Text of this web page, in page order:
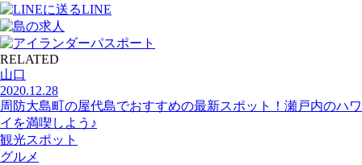
LINE
RELATED
山口
2020.12.28
周防大島町の屋代島でおすすめの最新スポット！瀬戸内のハワ
イを満喫しよう♪
観光スポット
グルメ